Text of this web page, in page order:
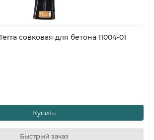
совковая для бетона 11004-01
Купить
Быстрый заказ